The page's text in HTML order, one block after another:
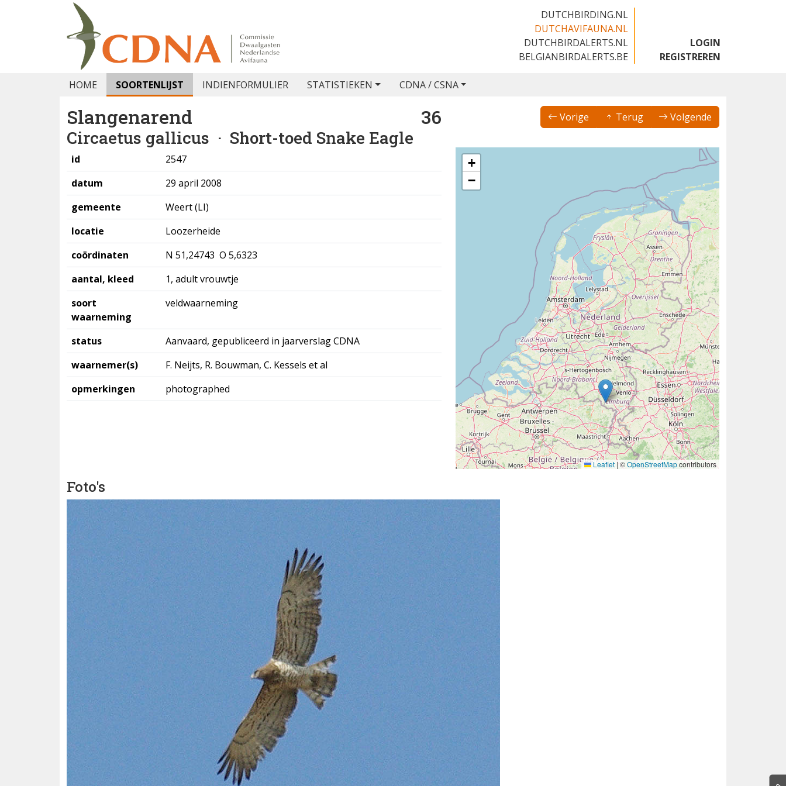
DUTCHBIRDING.NL
DUTCHAVIFAUNA.NL
DUTCHBIRDALERTS.NL
BELGIANBIRDALERTS.BE
LOGIN
REGISTREREN
HOME SOORTENLIJST INDIENFORMULIER STATISTIEKEN CDNA / CSNA
Slangenarend 36
Circaetus gallicus · Short-toed Snake Eagle
Vorige Terug Volgende
id
2547
datum
29 april 2008
gemeente
Weert (LI)
locatie
Loozerheide
coördinaten
N 51,24743 O 5,6323
aantal, kleed
1, adult vrouwtje
soort
waarneming
veldwaarneming
status
Aanvaard, gepubliceerd in jaarverslag CDNA
waarnemer(s)
F. Neijts, R. Bouwman, C. Kessels et al
opmerkingen
photographed
+
−
Leaflet |©OpenStreetMapcontributors
Foto's